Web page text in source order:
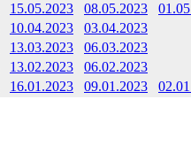
15.05.2023 08.05.2023
10.04.2023
03.04.2023
13.03.2023
06.03.2023
13.02.2023
06.02.2023
16.01.2023 09.01.2023